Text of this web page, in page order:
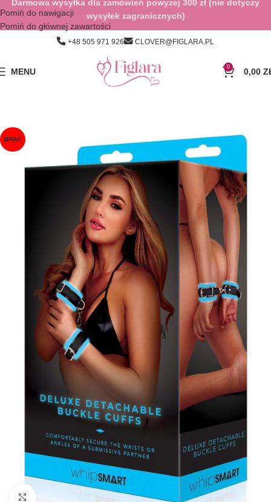
Pomiń do nawigacji
Pomiń do głównej zawartości
+48 505 971 926 CLOVER@FIGLARA.PL
MENU 0 0,00
BRAK
Kliknij, aby powiększyć
Darmowa wysyłka dla zamówień powyżej 300 zł (nie dotyczy
wysyłek zagranicznych)